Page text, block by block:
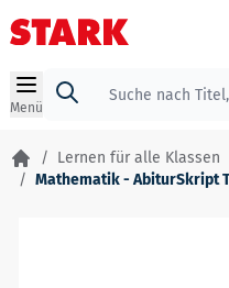
Zum Inhalt
Menü
Suche
/ Lernen für alle Klassen
/ Mathematik - AbiturSkript